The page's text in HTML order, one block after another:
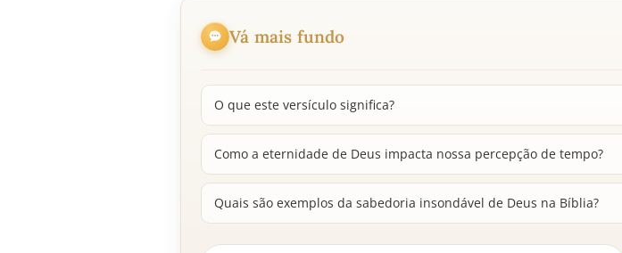
Vá mais fundo
O que este versículo significa?
Como a eternidade de Deus impacta nossa percepção de tempo?
Quais são exemplos da sabedoria insondável de Deus na Bíblia?